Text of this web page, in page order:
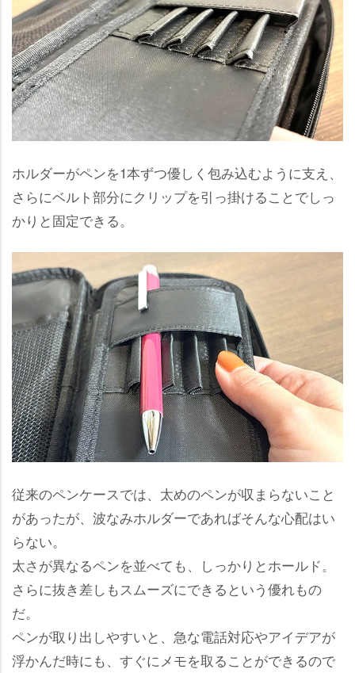
ホルダーがペンを1本ずつ優しく包み込むように支え、
さらにベルト部分にクリップを引っ掛けることでしっ
かりと固定できる。
従来のペンケースでは、太めのペンが収まらないこと
があったが、波なみホルダーであればそんな心配はい
らない。
太さが異なるペンを並べても、しっかりとホールド。
さらに抜き差しもスムーズにできるという優れもの
だ。
ペンが取り出しやすいと、急な電話対応やアイデアが
浮かんだ時にも、すぐにメモを取ることができるので